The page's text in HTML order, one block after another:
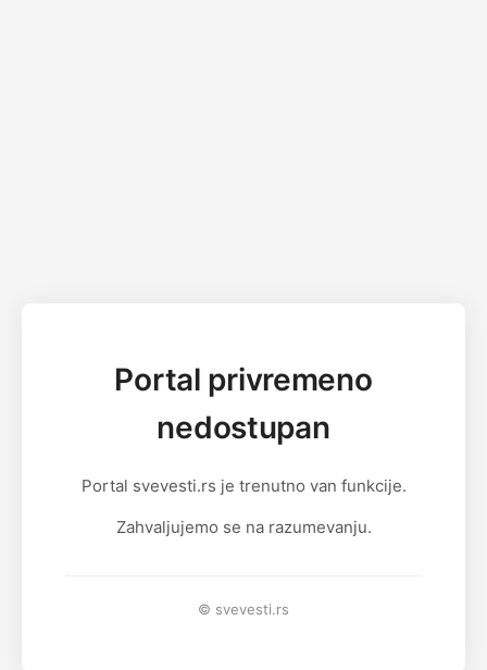
Portal privremeno
nedostupan
Portal svevesti.rs je trenutno van funkcije.
Zahvaljujemo se na razumevanju.
© svevesti.rs